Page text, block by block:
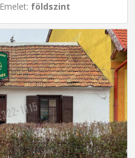
Emelet: földszint